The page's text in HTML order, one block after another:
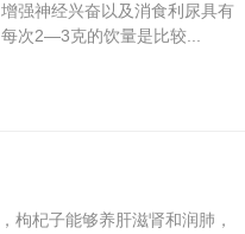
强神经兴奋以及消食利尿具有
次2―3克的饮量是比较...
枸杞子能够养肝滋肾和润肺，